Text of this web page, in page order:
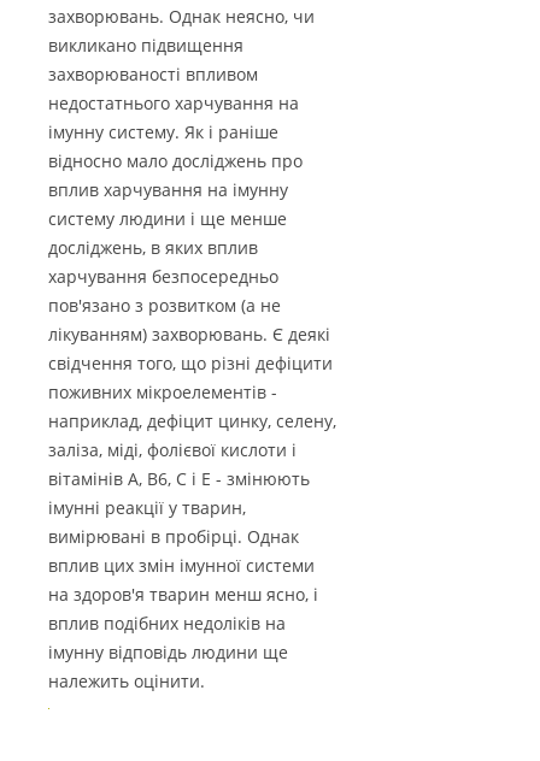
захворювань. Однак неясно, чи
викликано підвищення
захворюваності впливом
недостатнього харчування на
імунну систему. Як і раніше
відносно мало досліджень про
вплив харчування на імунну
систему людини і ще менше
досліджень, в яких вплив
харчування безпосередньо
пов'язано з розвитком (а не
лікуванням) захворювань. Є деякі
свідчення того, що різні дефіцити
поживних мікроелементів -
наприклад, дефіцит цинку, селену,
заліза, міді, фолієвої кислоти і
вітамінів А, В6, С і Е - змінюють
імунні реакції у тварин,
вимірювані в пробірці. Однак
вплив цих змін імунної системи
на здоров'я тварин менш ясно, і
вплив подібних недоліків на
імунну відповідь людини ще
належить оцінити.